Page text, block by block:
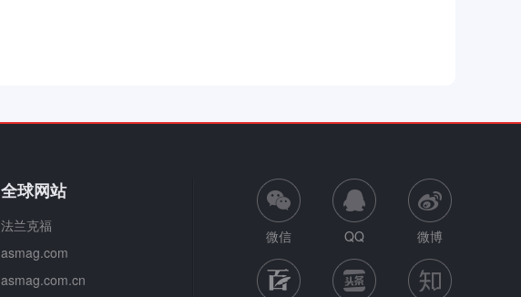
全球网站
法兰克福
asmag.com
asmag.com.cn
微信 QQ 微博